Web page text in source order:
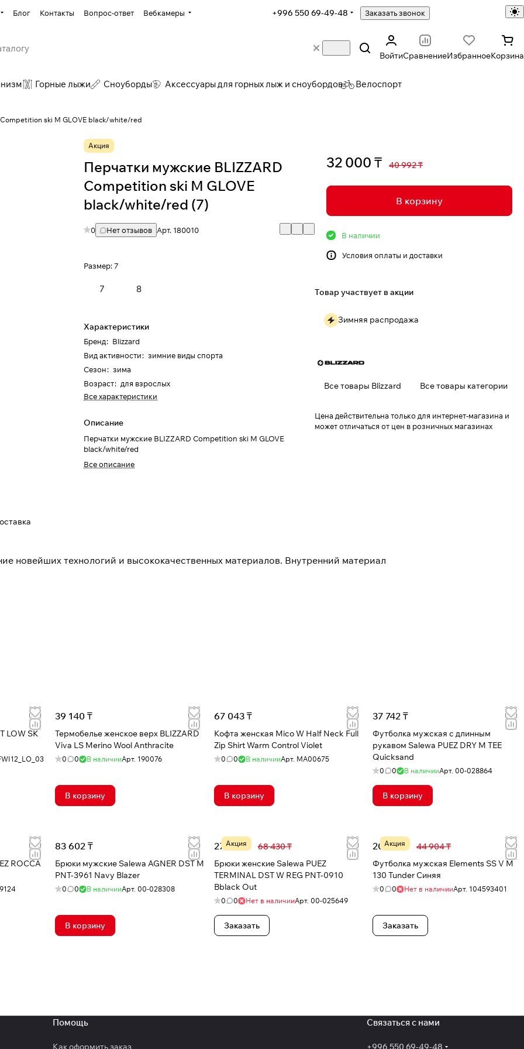
Блог Контакты Вопрос-ответ Вебкамеры +996 550 69-49-48 Заказать звонок
ВойтиСравнениеИзбранноеКорзина
Горные лыжи Сноуборды Аксессуары для горных лыж и сноубордов Велоспорт
ski M GLOVE black/white/red
Акция
Перчатки мужские BLIZZARD
Competition ski M GLOVE
black/white/red (7)
0 Нет отзывов Арт. 180010
Размер:7
7 8
Характеристики
Бренд: Blizzard
Вид активности: зимние виды спорта
Сезон: зима
Возраст: для взрослых
Все характеристики
Описание
Перчатки мужские BLIZZARD Competition ski M GLOVE
black/white/red
Все описание
32 000 ₸ 40 992 ₸
В корзину
В наличии
Условия оплаты и доставки
Товар участвует в акции
Зимняя распродажа
Все товары Blizzard Все товары категории
Цена действительна только для интернет-магазина и
может отличаться от цен в розничных магазинах
новейших технологий и высококачественных материалов. Внутренний материал
LOW SK
39 140 ₸
Термобелье женское верх BLIZZARD
Viva LS Merino Wool Anthracite
0 0 В наличииАрт. 190076
В корзину
67 043 ₸
Кофта женская Mico W Half Neck Full
Zip Shirt Warm Control Violet
0 0 В наличииАрт. MA00675
В корзину
37 742 ₸
Футболка мужская с длинным
рукавом Salewa PUEZ DRY M TEE
Quicksand
0 0 В наличииАрт. 00-028864
В корзину
ROCCA
83 602 ₸
Брюки мужские Salewa AGNER DST M
PNT-3961 Navy Blazer
0 0 В наличииАрт.00-028308
В корзину
Акция
27 677 ₸
68 430 ₸
Брюки женские Salewa PUEZ
TERMINAL DST W REG PNT-0910
Bblack Out
0 0 Нет в наличииАрт. 00-025649
Заказать
Акция
20 301 ₸
44 904 ₸
Футболка мужская Elements SS V M
130 Tunder Синяя
0 0 Нет в наличииАрт. 104593401
Заказать
Помощь
Как оформить заказ
Связаться с нами
+996 550 69-49-48